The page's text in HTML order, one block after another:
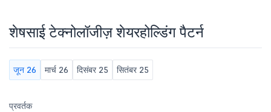
शेषसाई टेक्नोलॉजीज़ शेयरहोल्डिंग पैटर्न
जून 26 मार्च 26 दिसंबर 25 सितंबर 25
प्रवर्तक